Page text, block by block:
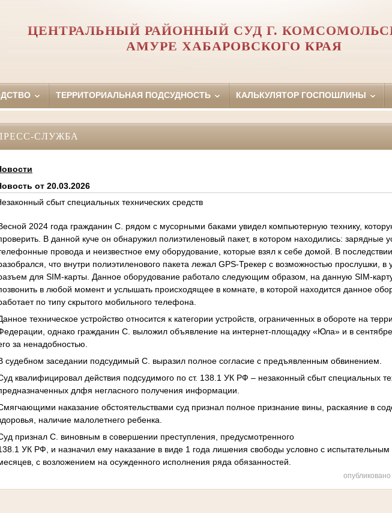
ЦЕНТРАЛЬНЫЙ РАЙОННЫЙ СУД Г.
АМУРЕ ХАБАРОВСКОГО КРАЯ
ТЕРРИТОРИАЛЬНАЯ ПОДСУДНОСТЬ КАЛЬКУЛЯТОР ГОСПОШЛИНЫ
СЛУЖБА
от 20.03.2026
сбыт специальных технических средств
2024 года гражданин С. рядом с мусорными баками увидел компьютерную технику,
В данной куче он обнаружил полиэтиленовый пакет, в котором находились: зарядные
провода и неизвестное ему оборудование, которые взял к себе домой. В
что внутри полиэтиленового пакета лежал GPS-Трекер с возможностью прослушки, в
для SIM-карты. Данное оборудование работало следующим образом, на данную SIM-
в любой момент и услышать происходящее в комнате, в которой находится данное
по типу скрытого мобильного телефона.
техническое устройство относится к категории устройств, ограниченных в обороте на
однако гражданин С. выложил объявление на интернет-площадку «Юла» и в
за ненадобностью.
судебном заседании подсудимый С. выразил полное согласие с предъявленным обвинением.
квалифицировал действия подсудимого по ст. 138.1 УК РФ – незаконный сбыт специальных
длфя негласного получения информации.
наказание обстоятельствами суд признал полное признание вины, раскаяние в
наличие малолетнего ребенка.
признал С. виновным в совершении преступления, предусмотренного
УК РФ, и назначил ему наказание в виде 1 года лишения свободы условно с испытательным
с возложением на осужденного исполнения ряда обязанностей.